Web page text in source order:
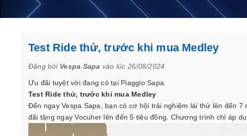
Test Ride thử, trước khi mua Medley
Đăng bởi Vespa Sapa vào lúc 26/08/2024
Ưu đãi tuyệt vời đang có tại Piaggio Sapa.
Test Ride thử, trước khi mua Medley
Đến ngay Vespa Sapa, bạn có cơ hội trải nghiệm lái thử lên đến
đãi tặng ngay Vocuher lên đến 5 tiệu đồng. Chương trình chỉ áp